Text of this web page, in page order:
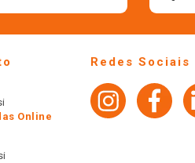
Online
Redes Sociais